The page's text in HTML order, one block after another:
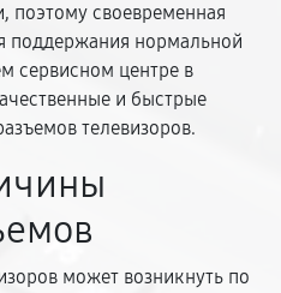
поэтому своевременная
поддержания нормальной
сервисном центре в
и быстрые
телевизоров.
может возникнуть по